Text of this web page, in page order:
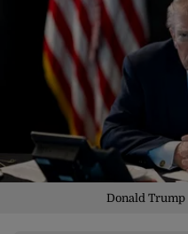
Donald Trump